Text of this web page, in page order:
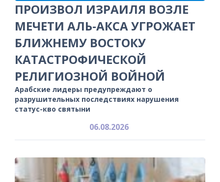
ПРОИЗВОЛ ИЗРАИЛЯ ВОЗЛЕ
МЕЧЕТИ АЛЬ-АКСА УГРОЖАЕТ
БЛИЖНЕМУ ВОСТОКУ
КАТАСТРОФИЧЕСКОЙ
РЕЛИГИОЗНОЙ ВОЙНОЙ
Арабские лидеры предупреждают о
разрушительных последствиях нарушения
статус-кво святыни
06.08.2026